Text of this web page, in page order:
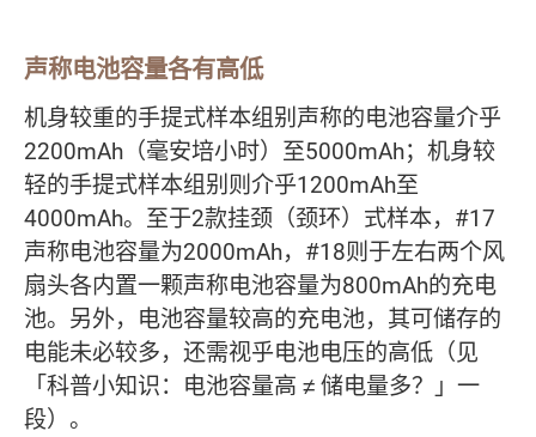
声称电池容量各有高低
机身较重的手提式样本组别声称的电池容量介乎
2200mAh（毫安培小时）至5000mAh；机身较
轻的手提式样本组别则介乎1200mAh至
4000mAh。至于2款挂颈（颈环）式样本，#17
声称电池容量为2000mAh，#18则于左右两个风
扇头各内置一颗声称电池容量为800mAh的充电
池。另外，电池容量较高的充电池，其可储存的
电能未必较多，还需视乎电池电压的高低（见
「科普小知识：电池容量高 ≠ 储电量多？」一
段）。